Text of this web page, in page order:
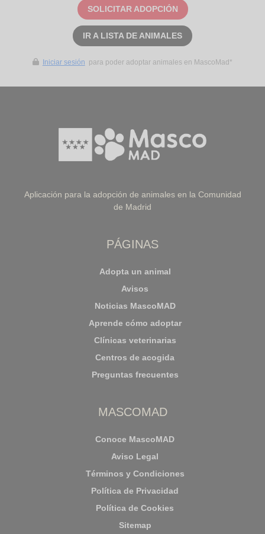
SOLICITAR ADOPCIÓN
IR A LISTA DE ANIMALES
Iniciar sesión para poder adoptar animales en MascoMad*
Aplicación para la adopción de animales en la Comunidad
de Madrid
PÁGINAS
Adopta un animal
Avisos
Noticias MascoMAD
Aprende cómo adoptar
Clínicas veterinarias
Centros de acogida
Preguntas frecuentes
MASCOMAD
Conoce MascoMAD
Aviso Legal
Términos y Condiciones
Política de Privacidad
Política de Cookies
Sitemap